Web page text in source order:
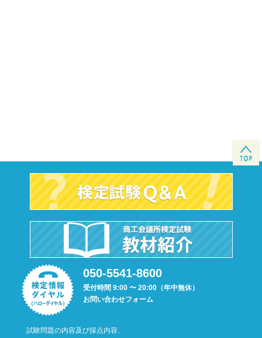
050-5541-8600
受付時間 9:00 〜 20:00（年中無休）
お問い合わせフォーム
試験問題の内容及び採点内容、